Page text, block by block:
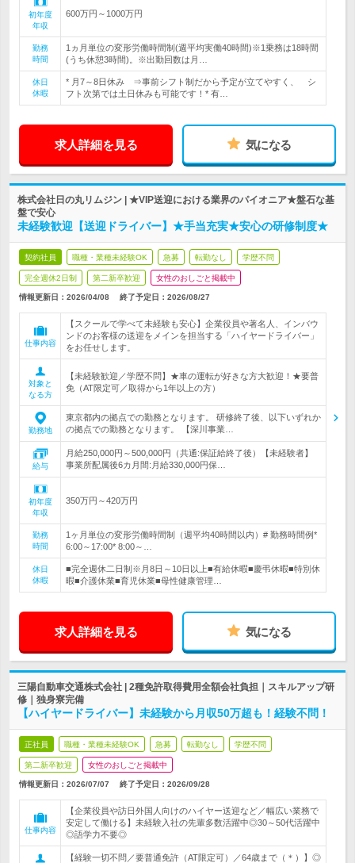
初年度
年収
600万円～1000万円
勤務
時間
1ヵ月単位の変形労働時間制(週平均実働40時間)※1乗務は18時間
(うち休憩3時間)。※出勤回数は月…
休日
休暇
* 月7～8日休み ⇒事前シフト制だから予定が立てやすく、 シ
フト次第では土日休みも可能です！* 有…
求人詳細を見る 気になる
株式会社日の丸リムジン | ★VIP送迎における業界のパイオニア★盤石な基
盤で安心
未経験歓迎【送迎ドライバー】★手当充実★安心の研修制度★
契約社員 職種・業種未経験OK 急募 転勤なし 学歴不問
完全週休2日制 第二新卒歓迎 女性のおしごと掲載中
情報更新日：2026/04/08 終了予定日： 2026/08/27
仕事内容
【スクールで学べて未経験も安心】企業役員や著名人、インバウ
ンドのお客様の送迎をメインを担当する「ハイヤードライバー」
をお任せします。
対象と
なる方
【未経験歓迎／学歴不問】★車の運転が好きな方大歓迎！★要普
免（AT限定可／取得から1年以上の方）
勤務地
東京都内の拠点での勤務となります。 研修終了後、以下いずれか
の拠点での勤務となります。 【深川事業…
給与
月給250,000円～500,000円（共通:保証給終了後）【未経験者】
事業所配属後6カ月間:月給330,000円保…
初年度
年収
350万円～420万円
勤務
時間
1ヶ月単位の変形労働時間制（週平均40時間以内）# 勤務時間例*
6:00～17:00* 8:00～…
休日
休暇
■完全週休二日制※月8日～10日以上■有給休暇■慶弔休暇■特別休
暇■介護休業■育児休業■母性健康管理…
求人詳細を見る 気になる
三陽自動車交通株式会社 | 2種免許取得費用全額会社負担｜スキルアップ研
修｜独身寮完備
【ハイヤードライバー】未経験から月収50万超も！経験不問！
正社員 職種・業種未経験OK 急募 転勤なし 学歴不問
第二新卒歓迎 女性のおしごと掲載中
情報更新日：2026/07/07 終了予定日： 2026/09/28
仕事内容
【企業役員や訪日外国人向けのハイヤー送迎など／幅広い業務で
安定して働ける】未経験入社の先輩多数活躍中◎30～50代活躍中
◎語学力不要◎
【経験一切不問／要普通免許（AT限定可）／64歳まで（＊）】◎